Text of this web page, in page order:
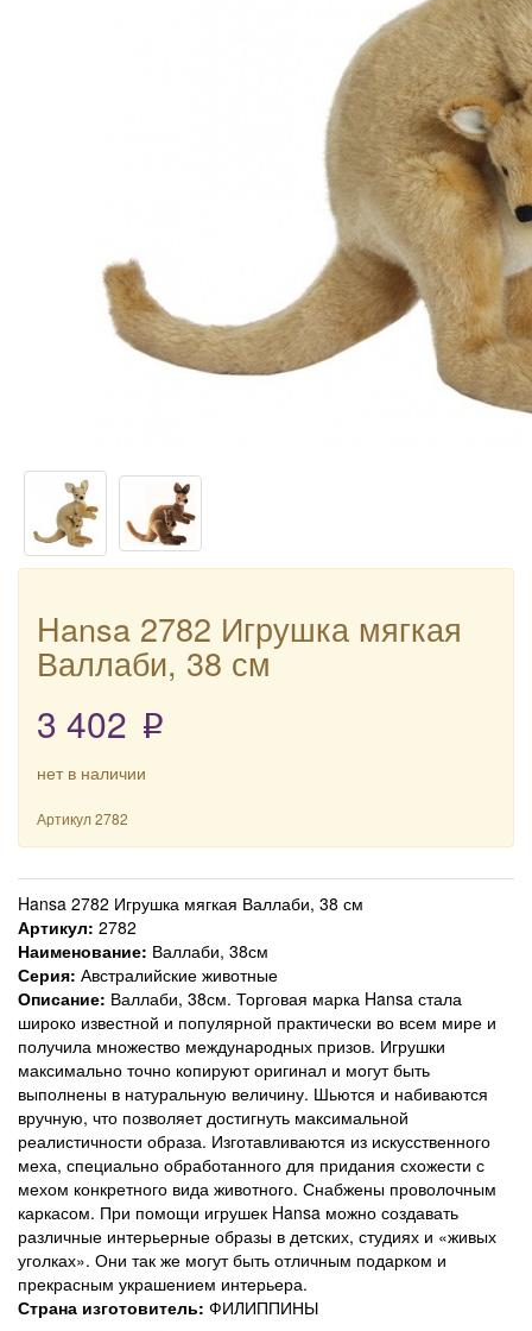
Hansa 2782 Игрушка мягкая
Валлаби, 38 см
3 402 p
нет в наличии
Артикул2782
Hansa 2782 Игрушка мягкая Валлаби, 38 см
Артикул: 2782
Наименование: Валлаби, 38см
Серия: Австралийские животные
Описание: Валлаби, 38см. Торговая марка Hansa стала
широко известной и популярной практически во всем мире и
получила множество международных призов. Игрушки
максимально точно копируют оригинал и могут быть
выполнены в натуральную величину. Шьются и набиваются
вручную, что позволяет достигнуть максимальной
реалистичности образа. Изготавливаются из искусственного
меха, специально обработанного для придания схожести с
мехом конкретного вида животного. Снабжены проволочным
каркасом. При помощи игрушек Hansa можно создавать
различные интерьерные образы в детских, студиях и «живых
уголках». Они так же могут быть отличным подарком и
прекрасным украшением интерьера.
Страна изготовитель: ФИЛИППИНЫ